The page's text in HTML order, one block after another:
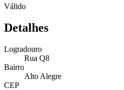
Válido
Detalhes
Logradouro
Rua Q8
Bairro
Alto Alegre
CEP